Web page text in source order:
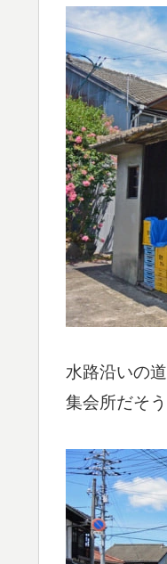
水路沿いの
集会所だそ